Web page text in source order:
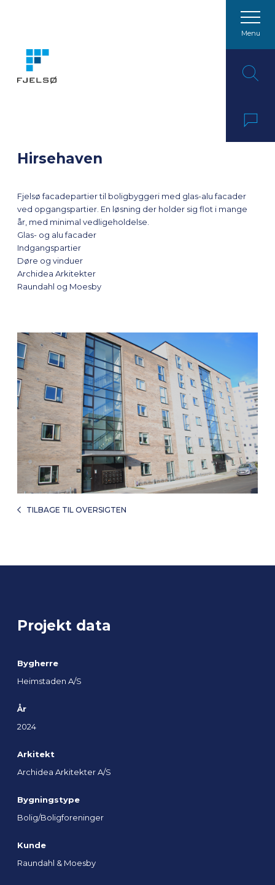
Spring til indhold
Menu
Hirsehaven
Fjelsø facadepartier til boligbyggeri med glas-alu facader
ved opgangspartier. En løsning der holder sig flot i mange
år, med minimal vedligeholdelse.
Glas- og alu facader
Indgangspartier
Døre og vinduer
Archidea Arkitekter
Raundahl og Moesby
TILBAGE TIL OVERSIGTEN
Projekt data
Bygherre
Heimstaden A/S
År
2024
Arkitekt
Archidea Arkitekter A/S
Bygningstype
Bolig/Boligforeninger
Kunde
Raundahl & Moesby